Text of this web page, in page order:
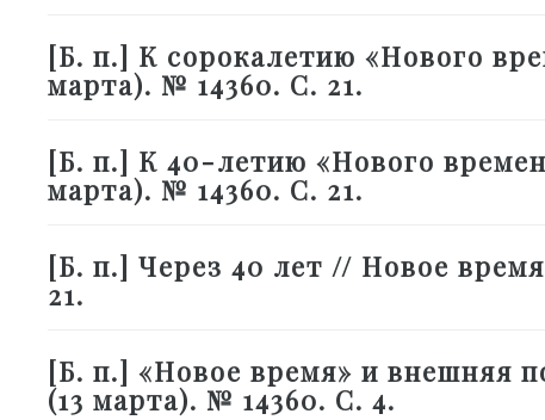
[Б. п.] К сорокалетию «Нового
марта). № 14360. С. 21.
[Б. п.] К 40-летию «Нового
марта). № 14360. С. 21.
[Б. п.] Через 40 лет // Новое
21.
[Б. п.] «Новое время» и внешняя
(13 марта). № 14360. С. 4.